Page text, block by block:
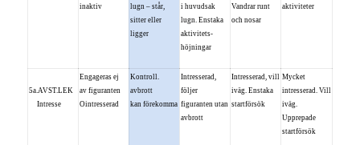
inaktiv
lugn – står,
sitter eller
ligger
i huvudsak
lugn. Enstaka
aktivitets-
höjningar
Vandrar runt
och nosar
aktiviteter
5a.AVST.LEK
Intresse
Engageras ej
av figuranten
Ointresserad
Kontroll.
avbrott
kan förekomma
Intresserad,
följer
figuranten utan
avbrott
Intresserad, vill
iväg. Enstaka
startförsök
Mycket
intresserad. Vill
iväg.
Upprepade
startförsök